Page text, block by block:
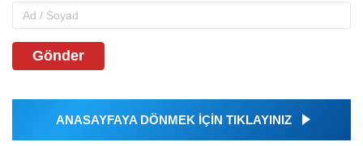
Gönder
ANASAYFAYA DÖNMEK İÇİN TIKLAYINIZ